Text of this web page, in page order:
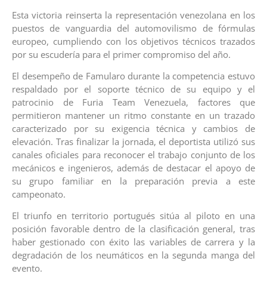
Esta victoria reinserta la representación venezolana en los
puestos de vanguardia del automovilismo de fórmulas
europeo, cumpliendo con los objetivos técnicos trazados
por su escudería para el primer compromiso del año.
El desempeño de Famularo durante la competencia estuvo
respaldado por el soporte técnico de su equipo y el
patrocinio de Furia Team Venezuela, factores que
permitieron mantener un ritmo constante en un trazado
caracterizado por su exigencia técnica y cambios de
elevación. Tras finalizar la jornada, el deportista utilizó sus
canales oficiales para reconocer el trabajo conjunto de los
mecánicos e ingenieros, además de destacar el apoyo de
su grupo familiar en la preparación previa a este
campeonato.
El triunfo en territorio portugués sitúa al piloto en una
posición favorable dentro de la clasificación general, tras
haber gestionado con éxito las variables de carrera y la
degradación de los neumáticos en la segunda manga del
evento.